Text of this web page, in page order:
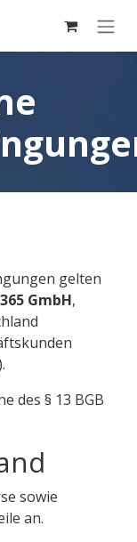
gelten
GmbH,
des § 13 BGB
sowie
an.